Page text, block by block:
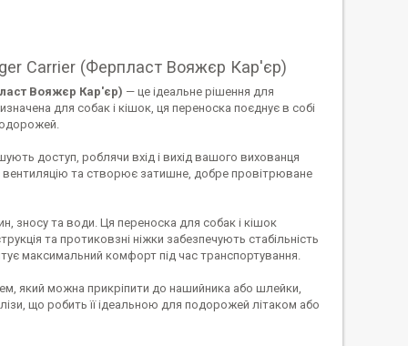
Carrier (Ферпласт Вояжєр Кар'єр)
Вояжєр Кар'єр) — це ідеальне рішення для
для собак і кішок, ця переноска поєднує в собі
доступ, роблячи вхід і вихід вашого вихованця
та створює затишне, добре провітрюване
зносу та води. Ця переноска для собак і кішок
та протиковзні ніжки забезпечують стабільність
максимальний комфорт під час транспортування.
який можна прикріпити до нашийника або шлейки,
що робить її ідеальною для подорожей літаком або